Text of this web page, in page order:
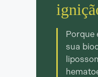
Porque
sua